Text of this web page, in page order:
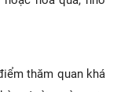
thăm quan khá